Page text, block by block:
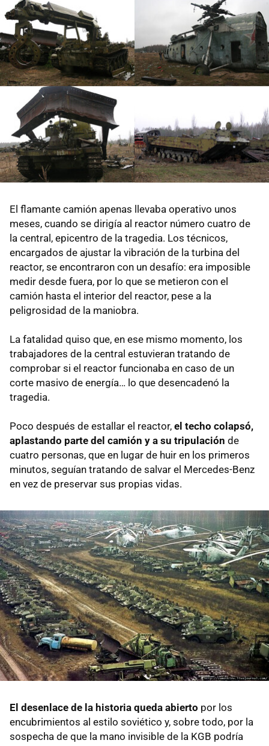
El flamante camión apenas llevaba operativo unos
meses, cuando se dirigía al reactor número cuatro de
la central, epicentro de la tragedia. Los técnicos,
encargados de ajustar la vibración de la turbina del
reactor, se encontraron con un desafío: era imposible
medir desde fuera, por lo que se metieron con el
camión hasta el interior del reactor, pese a la
peligrosidad de la maniobra.
La fatalidad quiso que, en ese mismo momento, los
trabajadores de la central estuvieran tratando de
comprobar si el reactor funcionaba en caso de un
corte masivo de energía… lo que desencadenó la
tragedia.
Poco después de estallar el reactor, el techo colapsó,
aplastando parte del camión y a su tripulación de
cuatro personas, que en lugar de huir en los primeros
minutos, seguían tratando de salvar el Mercedes-Benz
en vez de preservar sus propias vidas.
El desenlace de la historia queda abierto por los
encubrimientos al estilo soviético y, sobre todo, por la
sospecha de que la mano invisible de la KGB podría